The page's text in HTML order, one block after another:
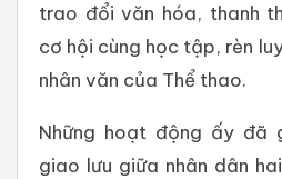
trao đổi văn hóa, thanh
cơ hội cùng học tập, rèn
nhân văn của Thể thao.
Những hoạt động ấy đã
giao lưu giữa nhân dân